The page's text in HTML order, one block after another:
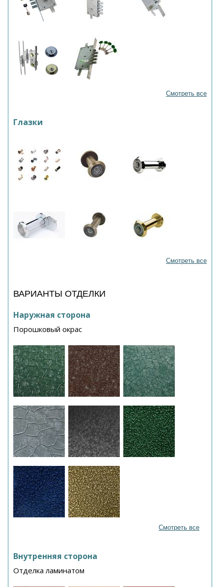
Смотреть все
Глазки
Смотреть все
ВАРИАНТЫ ОТДЕЛКИ
Наружная сторона
Порошковый окрас
Смотреть все
Внутренняя сторона
Отделка ламинатом